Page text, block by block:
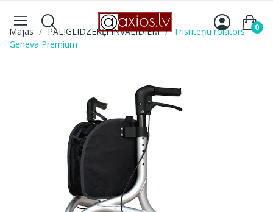
0
Mājas PALĪGLĪDZEKĻI INVALĪDIEM
Trīsriteņu rolators
Geneva Premium